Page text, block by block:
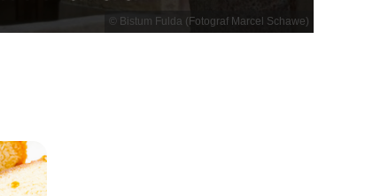
© Bistum Fulda (Fotograf Marcel Schawe)